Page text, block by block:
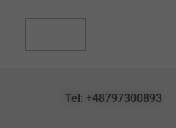
Tel: +48797300893